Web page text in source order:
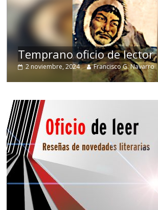
Temprano oficio de lector
2 noviembre, 2024 Francisco G. Navarro